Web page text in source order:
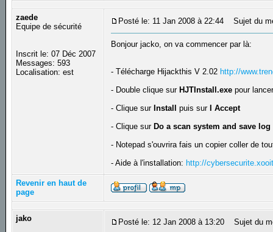
zaede
Equipe de sécurité
Inscrit le: 07 Déc 2007
Messages: 593
Localisation: est
Posté le: 11 Jan 2008 à 22:44 Sujet du
Bonjour jacko, on va commencer par là:
- Télécharge Hijackthis V 2.02 http://
- Double clique sur HJTInstall.exe pour
- Clique sur Install puis sur
I Accept
- Clique sur Do a scan system and save
- Notepad s'ouvrira fais un copier coller de
- Aide à l'installation: http://
Revenir en haut de
page
jako Posté le: 12 Jan 2008 à 13:20 Sujet du